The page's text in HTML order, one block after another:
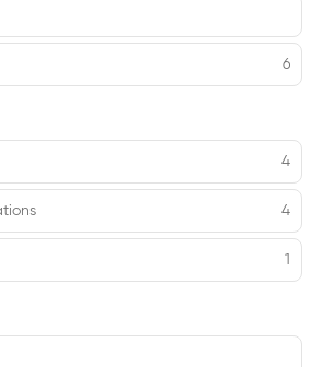
6
4
4
1